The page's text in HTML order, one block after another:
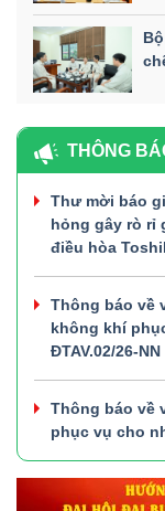
THÔNG
Thư mời báo
hỏng gây rò rỉ
điều hòa
Thông báo về
không khí
ĐTAV.02/26-NN
Thông báo về
phục vụ cho